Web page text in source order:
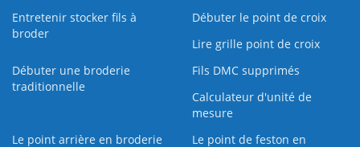
Entretenir stocker fils à
broder
Débuter le point de croix
Lire grille point de croix
Débuter une broderie
traditionnelle
Fils DMC supprimés
Calculateur d'unité de
mesure
Le point arrière en broderie
Le point de feston en